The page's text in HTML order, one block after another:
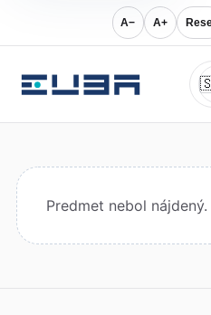
A− A+
Predmet nebol nájdený.